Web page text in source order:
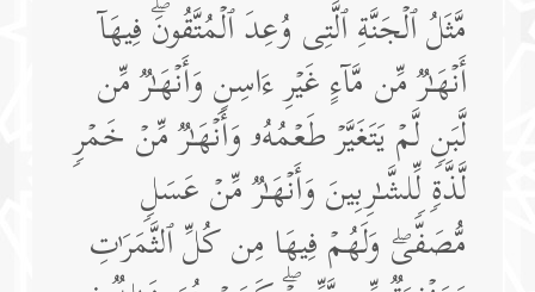
مَّثَلُ ٱلۡجَنَّةِ ٱلَّتِی وُعِدَ ٱلۡمُتَّقُونَۖ فِیهَاۤ
أَنۡهَـٰرࣱ مِّن مَّاۤءٍ غَیۡرِ ءَاسِنࣲ وَأَنۡهَـٰرࣱ مِّن
لَّبَنࣲ لَّمۡ یَتَغَیَّرۡ طَعۡمُهُۥ وَأَنۡهَـٰرࣱ مِّنۡ خَمۡرࣲ
لَّذَّةࣲ لِّلشَّـٰرِبِینَ وَأَنۡهَـٰرࣱ مِّنۡ عَسَلࣲ
مُّصَفࣰّىۖ وَلَهُمۡ فِیهَا مِن كُلِّ ٱلثَّمَرَ ٰ⁠تِ